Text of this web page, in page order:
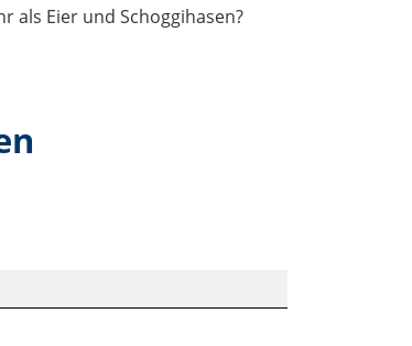
als Eier und Schoggihasen?